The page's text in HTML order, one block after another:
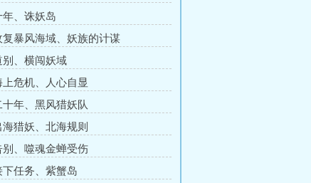
年、诛妖岛
复暴风海域、妖族的计谋
别、横闯妖域
危机、人心自显
年、黑风猎妖队
猎妖、北海规则
别、噬魂金蝉受伤
下任务、紫蟹岛